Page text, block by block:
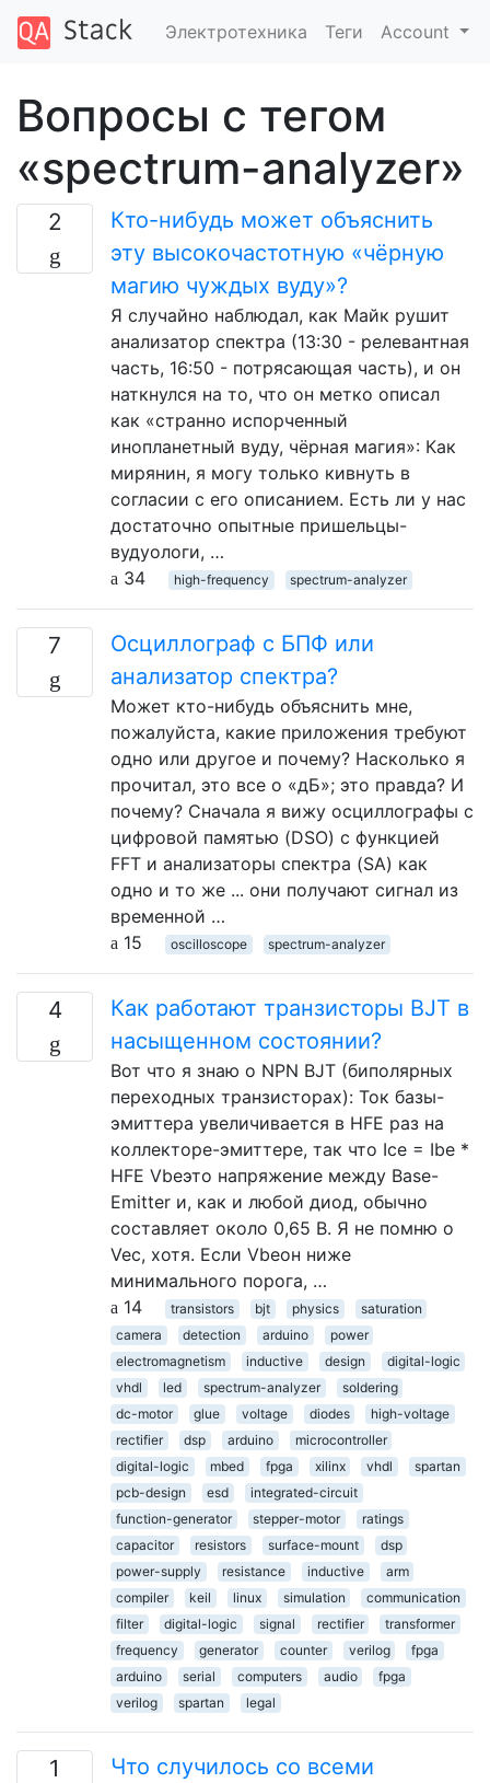
Электротехника Теги Account
Вопросы с тегом
«spectrum-analyzer»
2
Кто-нибудь может объяснить
эту высокочастотную «чёрную
магию чуждых вуду»?
Я случайно наблюдал, как Майк рушит
анализатор спектра (13:30 - релевантная
часть, 16:50 - потрясающая часть), и он
наткнулся на то, что он метко описал
как «странно испорченный
инопланетный вуду, чёрная магия»: Как
мирянин, я могу только кивнуть в
согласии с его описанием. Есть ли у нас
достаточно опытные пришельцы-
вудуологи, …
34
high-frequency spectrum-analyzer
7
Осциллограф с БПФ или
анализатор спектра?
Может кто-нибудь объяснить мне,
пожалуйста, какие приложения требуют
одно или другое и почему? Насколько я
прочитал, это все о «дБ»; это правда? И
почему? Сначала я вижу осциллографы с
цифровой памятью (DSO) с функцией
FFT и анализаторы спектра (SA) как
одно и то же ... они получают сигнал из
временной …
15
oscilloscope spectrum-analyzer
4
Как работают транзисторы BJT в
насыщенном состоянии?
Вот что я знаю о NPN BJT (биполярных
переходных транзисторах): Ток базы-
эмиттера увеличивается в HFE раз на
коллекторе-эмиттере, так что Ice = Ibe *
HFE Vbeэто напряжение между Base-
Emitter и, как и любой диод, обычно
составляет около 0,65 В. Я не помню о
Vec, хотя. Если Vbeон ниже
минимального порога, …
14
transistors bjt physics
saturation
camera
detection arduino
power
electromagnetism
inductive design
digital-logic
vhdl
led spectrum-analyzer
soldering
dc-motor
glue voltage diodes
high-voltage
rectifier
dsp arduino
microcontroller
digital-logic
mbed fpga xilinx vhdl
spartan
pcb-design
esd
integrated-circuit
function-generator
stepper-motor
ratings
capacitor
resistors surface-mount
dsp
power-supply
resistance inductive
arm
compiler
keil linux simulation
communication
filter
digital-logic signal rectifier
transformer
frequency
generator counter verilog
fpga
arduino
serial computers audio
fpga
verilog
spartan legal
1
Что случилось со всеми